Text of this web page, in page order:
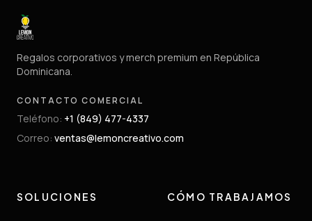
Regalos corporativos y merch premium en República
Dominicana.
CONTACTO COMERCIAL
Teléfono: +1 (849) 477-4337
Correo: ventas@lemoncreativo.com
SOLUCIONES CÓMO TRABAJAMOS